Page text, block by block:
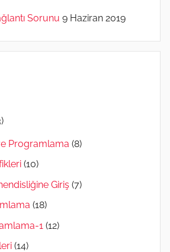
Sorunu 9 Haziran 2019
Programlama (8)
(10)
Giriş (7)
(18)
1 (12)
(14)